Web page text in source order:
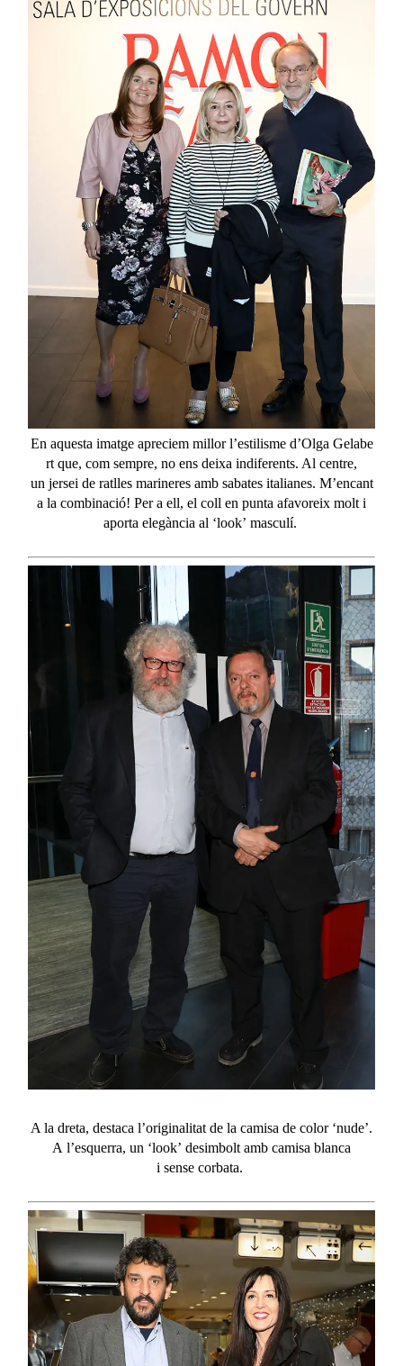
En aquesta imatge apreciem millorl’estilisme d’Olga Gelabe
rt que, com sempre, no ens deixa indiferents. Al centre,
un jersei de ratlles marineres amb sabates italianes. M’encant
a la combinació! Per a ell, el coll en punta afavoreix molt i
aporta elegància al ‘look’ masculí.
A la dreta, destaca l’originalitat de la camisa de color ‘nude’.
A l’esquerra, un ‘look’ desimbolt amb camisa blanca
i sense corbata.